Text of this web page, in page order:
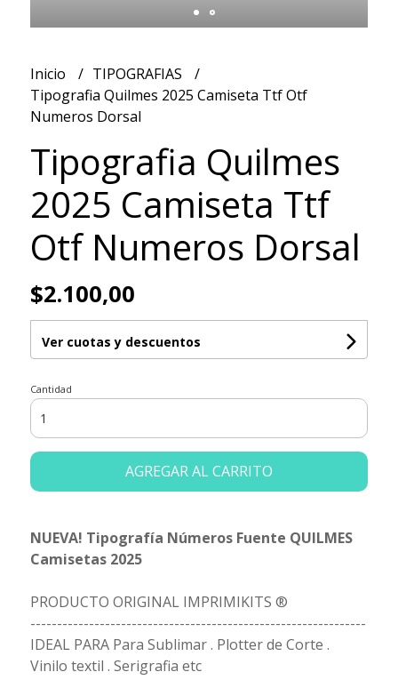
Inicio
TIPOGRAFIAS
Tipografia Quilmes 2025 Camiseta Ttf Otf
Numeros Dorsal
Tipografia Quilmes
2025 Camiseta Ttf
Otf Numeros Dorsal
$2.100,00
Ver cuotas y descuentos
Cantidad
AGREGAR AL CARRITO
NUEVA! Tipografía Números Fuente QUILMES
Camisetas 2025
PRODUCTO ORIGINAL IMPRIMIKITS ®
---------------------------------------------------------------
IDEAL PARA Para Sublimar . Plotter de Corte .
Vinilo textil . Serigrafia etc